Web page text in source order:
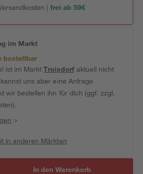
| frei ab 59€
im Markt
bestellbar
ist im MarktTroisdorfaktuell nicht
uns aber eine Anfrage
wir bestellen ihn für dich (ggf. zzgl.
>
in anderen Märkten
In den Warenkorb